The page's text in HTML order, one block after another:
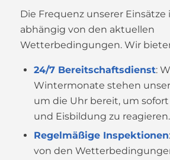
Die Frequenz unserer Einsätze
abhängig von den aktuellen
Wetterbedingungen. Wir
24/7 Bereitschaftsdienst:
Wintermonate stehen
um die Uhr bereit, um sofort
und Eisbildung zu reagieren.
Regelmäßige Inspektionen
von den